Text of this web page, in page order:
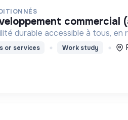
commercial
durable accessible à tous,
or services Work study